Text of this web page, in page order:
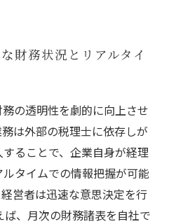
財務状況とリアルタイ
の透明性を劇的に向上させ
は外部の税理士に依存しが
ることで、企業自身が経理
タイムでの情報把握が可能
営者は迅速な意思決定を行
ば、月次の財務諸表を自社で